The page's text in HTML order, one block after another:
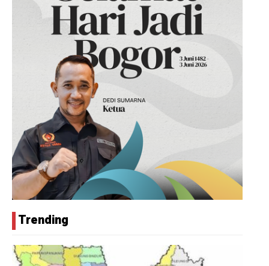
Trending